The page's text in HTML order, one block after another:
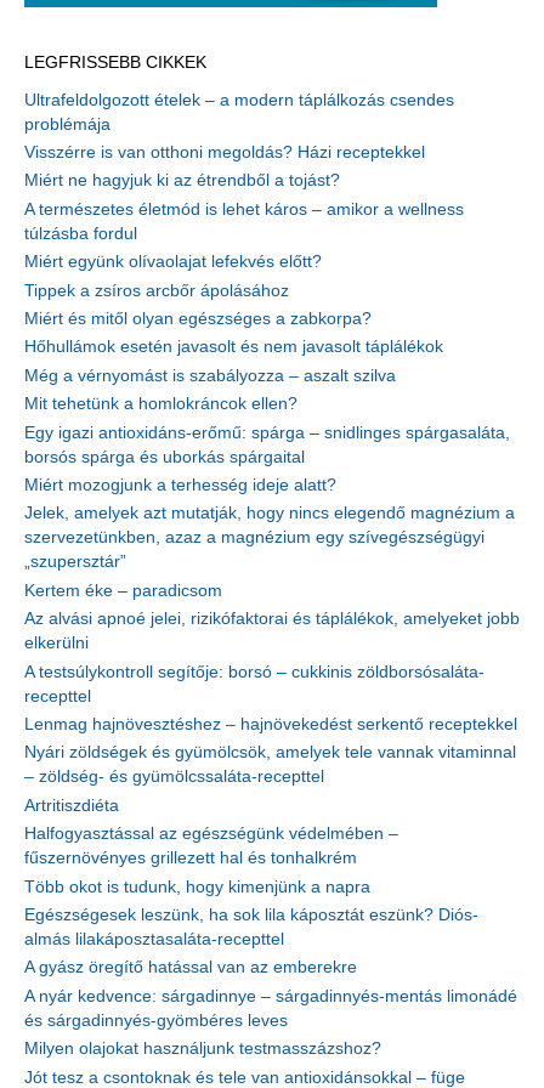
LEGFRISSEBB CIKKEK
Ultrafeldolgozott ételek – a modern táplálkozás csendes
problémája
Visszérre is van otthoni megoldás? Házi receptekkel
Miért ne hagyjuk ki az étrendből a tojást?
A természetes életmód is lehet káros – amikor a wellness
túlzásba fordul
Miért együnk olívaolajat lefekvés előtt?
Tippek a zsíros arcbőr ápolásához
Miért és mitől olyan egészséges a zabkorpa?
Hőhullámok esetén javasolt és nem javasolt táplálékok
Még a vérnyomást is szabályozza – aszalt szilva
Mit tehetünk a homlokráncok ellen?
Egy igazi antioxidáns-erőmű: spárga – snidlinges spárgasaláta,
borsós spárga és uborkás spárgaital
Miért mozogjunk a terhesség ideje alatt?
Jelek, amelyek azt mutatják, hogy nincs elegendő magnézium a
szervezetünkben, azaz a magnézium egy szívegészségügyi
„szupersztár”
Kertem éke – paradicsom
Az alvási apnoé jelei, rizikófaktorai és táplálékok, amelyeket jobb
elkerülni
A testsúlykontroll segítője: borsó – cukkinis zöldborsósaláta-
recepttel
Lenmag hajnövesztéshez – hajnövekedést serkentő receptekkel
Nyári zöldségek és gyümölcsök, amelyek tele vannak vitaminnal
– zöldség- és gyümölcssaláta-recepttel
Artritiszdiéta
Halfogyasztással az egészségünk védelmében –
fűszernövényes grillezett hal és tonhalkrém
Több okot is tudunk, hogy kimenjünk a napra
Egészségesek leszünk, ha sok lila káposztát eszünk? Diós-
almás lilakáposztasaláta-recepttel
A gyász öregítő hatással van az emberekre
A nyár kedvence: sárgadinnye – sárgadinnyés-mentás limonádé
és sárgadinnyés-gyömbéres leves
Milyen olajokat használjunk testmasszázshoz?
Jót tesz a csontoknak és tele van antioxidánsokkal – füge